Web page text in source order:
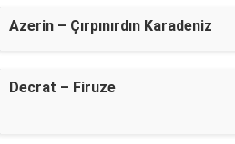
Azerin – Çırpınırdın Karadeniz
Decrat – Firuze